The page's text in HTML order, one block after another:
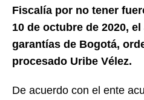
Fiscalía por no tener
10 de octubre de 2020,
garantías de Bogotá,
procesado Uribe Vélez.
De acuerdo con el ente